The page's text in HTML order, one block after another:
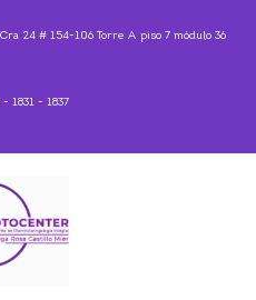
24 # 154-106 Torre A piso 7 módulo 36
- 1831 - 1837